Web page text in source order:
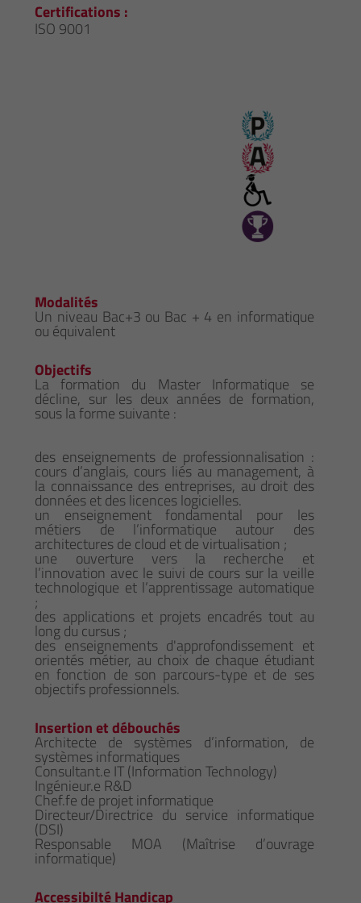
Certifications :
ISO 9001
Modalités
Un niveau Bac+3 ou Bac + 4 en informatique
ou équivalent
Objectifs
La formation du Master Informatique se
décline, sur les deux années de formation,
sous la forme suivante :
des enseignements de professionnalisation :
cours d’anglais, cours liés au management, à
la connaissance des entreprises, au droit des
données et des licences logicielles.
un enseignement fondamental pour les
métiers de l’informatique autour des
architectures de cloud et de virtualisation ;
une ouverture vers la recherche et
l’innovation avec le suivi de cours sur la veille
technologique et l’apprentissage automatique
;
des applications et projets encadrés tout au
long du cursus ;
des enseignements d'approfondissement et
orientés métier, au choix de chaque étudiant
en fonction de son parcours-type et de ses
objectifs professionnels.
Insertion et débouchés
Architecte de systèmes d’information, de
systèmes informatiques
Consultant.e IT (Information Technology)
Ingénieur.e R&D
Chef.fe de projet informatique
Directeur/Directrice du service informatique
(DSI)
Responsable MOA (Maîtrise d’ouvrage
informatique)
Accessibilté Handicap